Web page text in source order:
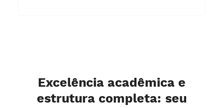
Excelência acadêmica e
estrutura completa: seu